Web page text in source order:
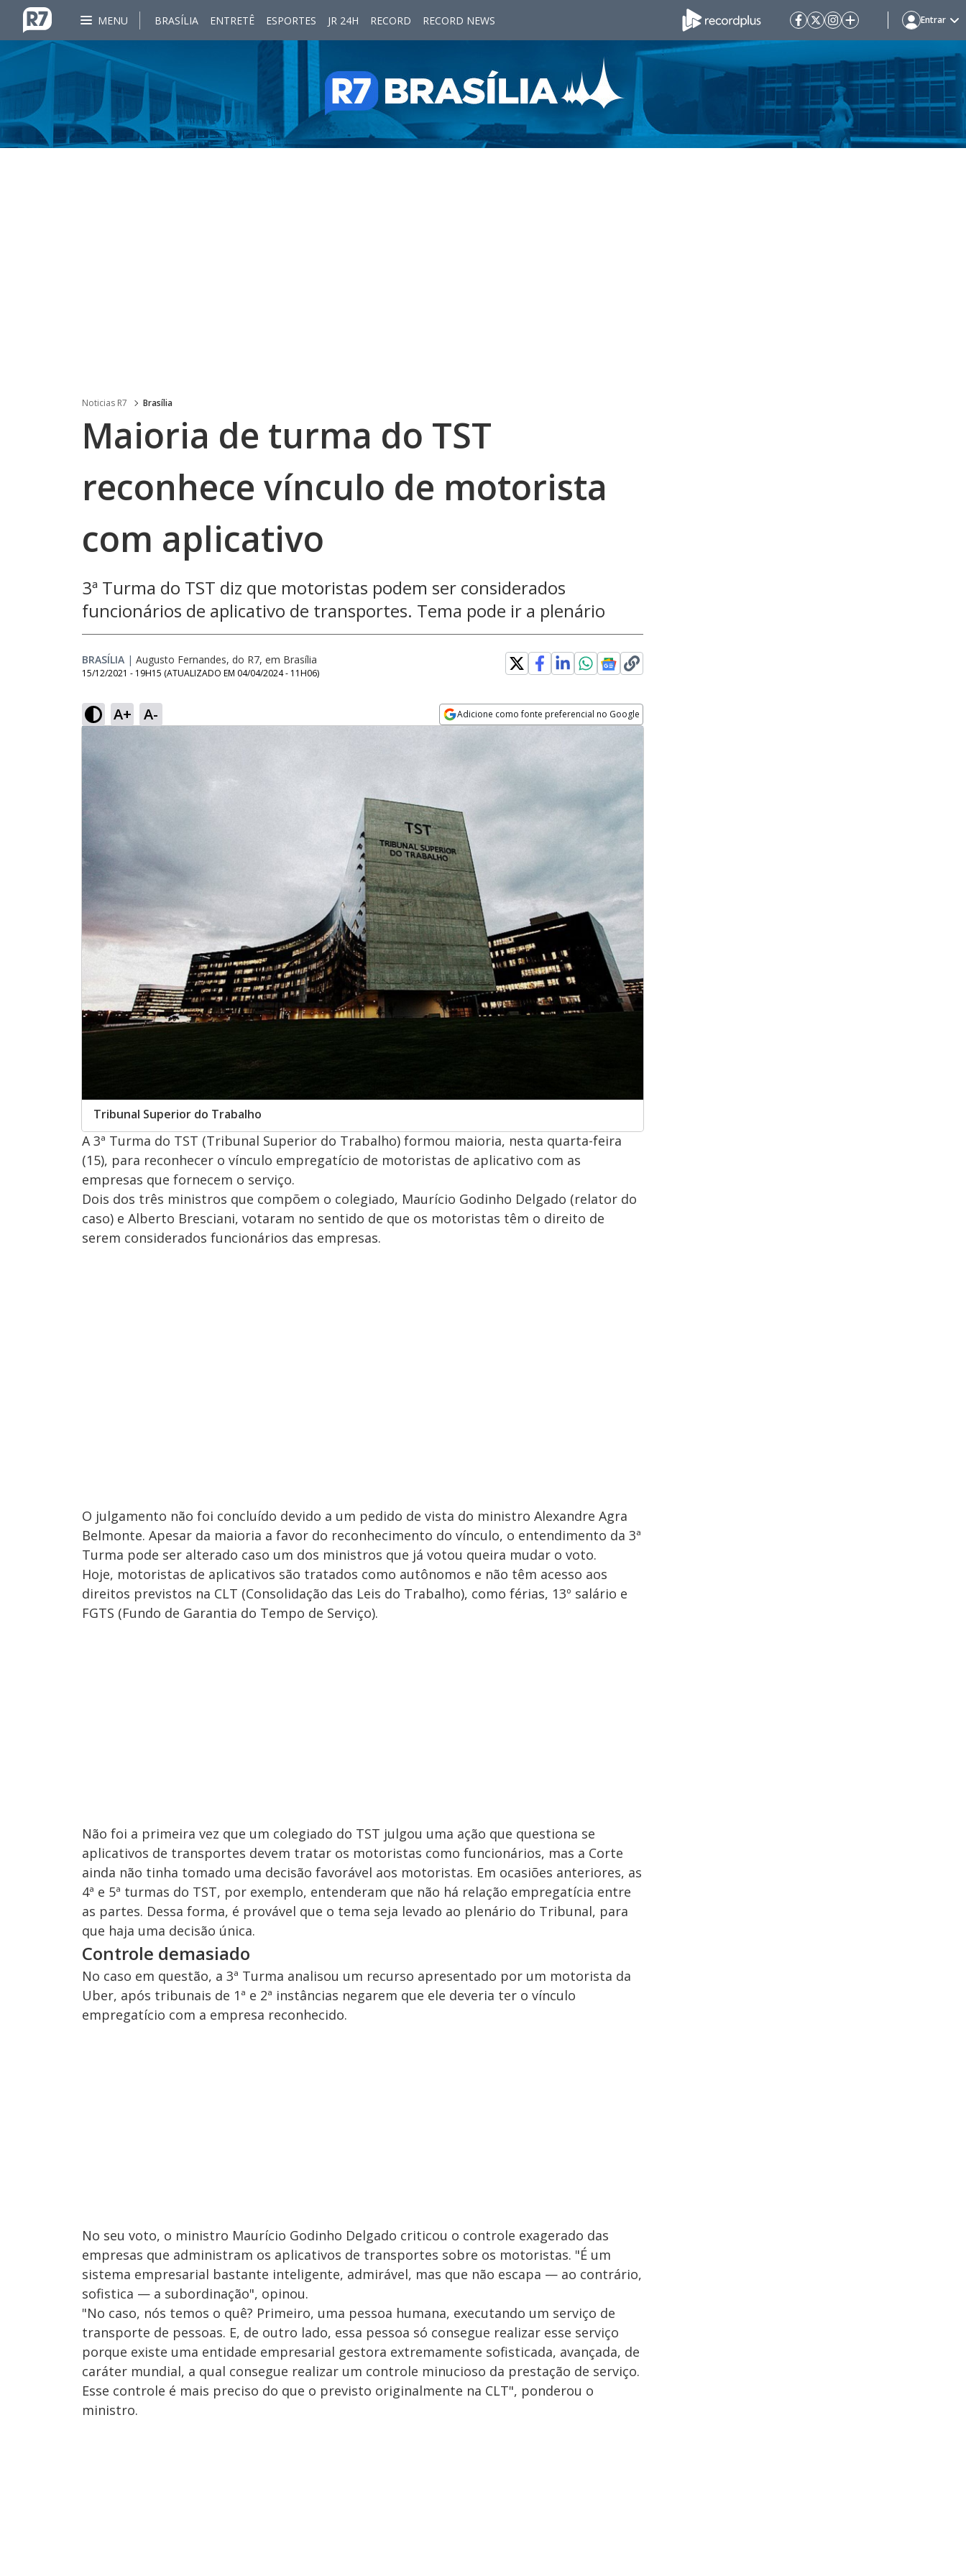
MENU BRASÍLIA ENTRETÊ ESPORTES JR 24H RECORD RECORD NEWS Entrar
Noticias R7 Brasília
Maioria de turma do TST
reconhece vínculo de motorista
com aplicativo
3ª Turma do TST diz que motoristas podem ser considerados
funcionários de aplicativo de transportes. Tema pode ir a plenário
BRASÍLIA | Augusto Fernandes, do R7, em Brasília
15/12/2021 - 19H15 (ATUALIZADO EM 04/04/2024 - 11H06)
A+ A- Adicione como fonte preferencial no Google
Tribunal Superior do Trabalho
A 3ª Turma do TST (Tribunal Superior do Trabalho) formou maioria, nesta quarta-feira
(15), para reconhecer o vínculo empregatício de motoristas de aplicativo com as
empresas que fornecem o serviço.
Dois dos três ministros que compõem o colegiado, Maurício Godinho Delgado (relator do
caso) e Alberto Bresciani, votaram no sentido de que os motoristas têm o direito de
serem considerados funcionários das empresas.
O julgamento não foi concluído devido a um pedido de vista do ministro Alexandre Agra
Belmonte. Apesar da maioria a favor do reconhecimento do vínculo, o entendimento da 3ª
Turma pode ser alterado caso um dos ministros que já votou queira mudar o voto.
Hoje, motoristas de aplicativos são tratados como autônomos e não têm acesso aos
direitos previstos na CLT (Consolidação das Leis do Trabalho), como férias, 13º salário e
FGTS (Fundo de Garantia do Tempo de Serviço).
Não foi a primeira vez que um colegiado do TST julgou uma ação que questiona se
aplicativos de transportes devem tratar os motoristas como funcionários, mas a Corte
ainda não tinha tomado uma decisão favorável aos motoristas. Em ocasiões anteriores, as
4ª e 5ª turmas do TST, por exemplo, entenderam que não há relação empregatícia entre
as partes. Dessa forma, é provável que o tema seja levado ao plenário do Tribunal, para
que haja uma decisão única.
Controle demasiado
No caso em questão, a 3ª Turma analisou um recurso apresentado por um motorista da
Uber, após tribunais de 1ª e 2ª instâncias negarem que ele deveria ter o vínculo
empregatício com a empresa reconhecido.
No seu voto, o ministro Maurício Godinho Delgado criticou o controle exagerado das
empresas que administram os aplicativos de transportes sobre os motoristas. "É um
sistema empresarial bastante inteligente, admirável, mas que não escapa — ao contrário,
sofistica — a subordinação", opinou.
"No caso, nós temos o quê? Primeiro, uma pessoa humana, executando um serviço de
transporte de pessoas. E, de outro lado, essa pessoa só consegue realizar esse serviço
porque existe uma entidade empresarial gestora extremamente sofisticada, avançada, de
caráter mundial, a qual consegue realizar um controle minucioso da prestação de serviço.
Esse controle é mais preciso do que o previsto originalmente na CLT", ponderou o
ministro.